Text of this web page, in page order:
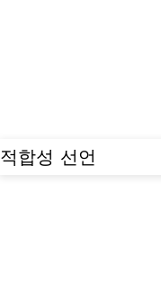
적합성 선언